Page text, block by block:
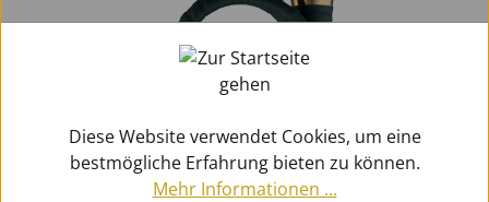
Diese Website verwendet Cookies, um eine
bestmögliche Erfahrung bieten zu können.
Mehr Informationen ...